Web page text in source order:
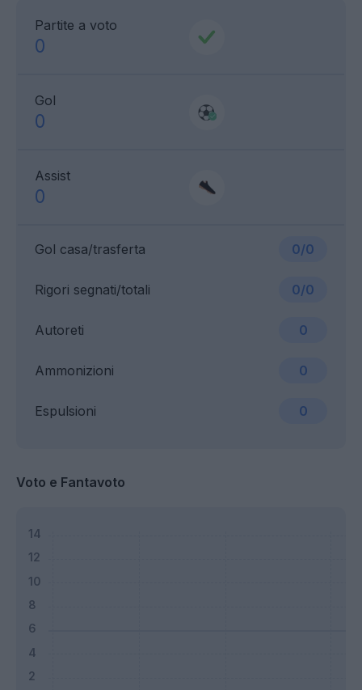
Partite a voto
0
Gol
0
Assist
0
Gol casa/trasferta 0/0
Ammonizioni 0
Rigori segnati/totali 0/0
Espulsioni 0
Autoreti 0
Voto e Fantavoto